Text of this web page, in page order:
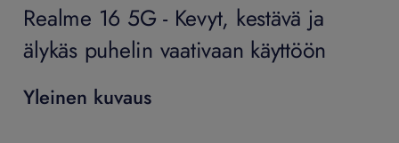
Realme 16 5G - Kevyt, kestävä ja
älykäs puhelin vaativaan käyttöön
Yleinen kuvaus